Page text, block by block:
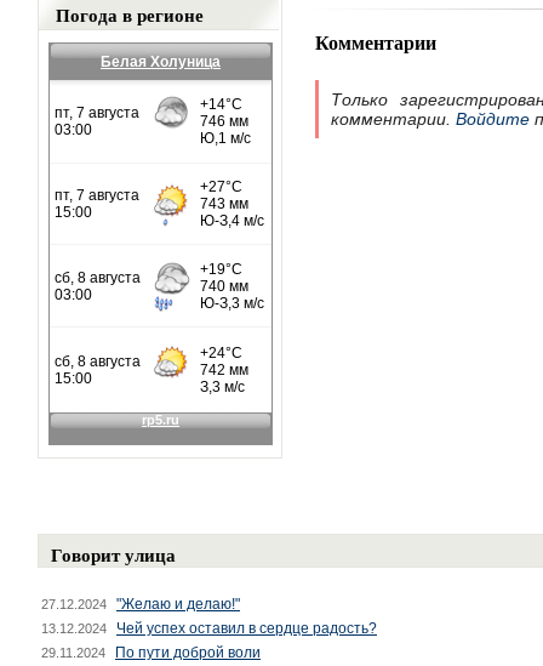
Погода в регионе
Белая Холуница
Комментарии
Только
комментарии. Войдите
Говорит улица
27.12.2024 "Желаю и делаю!"
13.12.2024 Чей успех оставил в сердце радость?
29.11.2024 По пути доброй воли